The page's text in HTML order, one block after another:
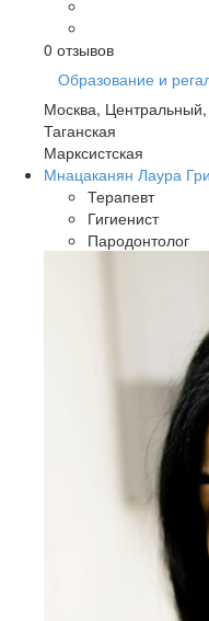
0 отзывов
Образование и
Москва,
Таганская
Марксистская
Мнацаканян Лаура
Терапевт
Гигиенист
Пародонтолог